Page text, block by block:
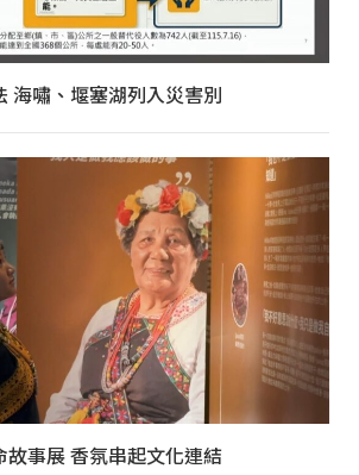
海嘯、堰塞湖列入災害別
事展 香氛串起文化連結